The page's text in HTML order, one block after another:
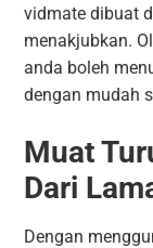
vidmate dibuat
menakjubkan.
anda boleh
dengan mudah
Muat
Dari
Dengan